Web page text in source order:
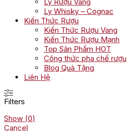
Ly Whisky – Cognac
Kiến Thức Rượu
Kiến Thức Rượu Vang
Kiến Thức Rượu Mạnh
Top Sản Phẩm HOT
Công thức pha chế rượu
Blog Quà Tặng
Liên Hệ
Filters
Show (0)
Cancel